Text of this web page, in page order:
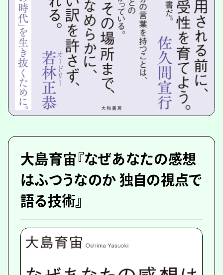
大島育宙『なぜあなたの感想
はふつうなのか 独自の視点で
語る技術』